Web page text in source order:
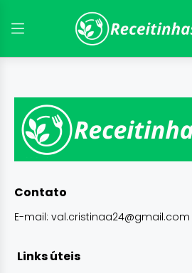
Contato
E-mail: val.cristinaa24@gmail.com
Links úteis